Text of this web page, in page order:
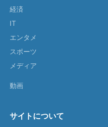
経済
IT
エンタメ
スポーツ
メディア
動画
サイトについて